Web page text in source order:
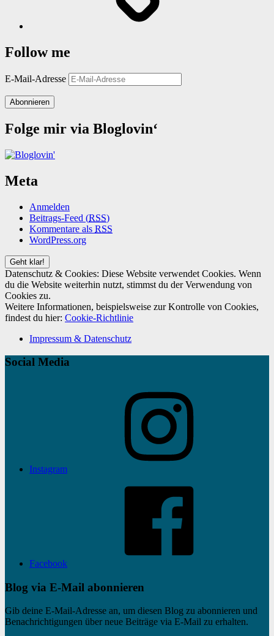
Follow me
E-Mail-Adresse
Abonnieren
Folge mir via Bloglovin‘
Meta
Anmelden
Beitrags-Feed (RSS)
Kommentare als RSS
WordPress.org
Datenschutz & Cookies: Diese Website verwendet Cookies. Wenn
du die Website weiterhin nutzt, stimmst du der Verwendung von
Cookies zu.
Weitere Informationen, beispielsweise zur Kontrolle von Cookies,
findest du hier: Cookie-Richtlinie
Impressum & Datenschutz
Social Media
Instagram
Facebook
Blog via E-Mail abonnieren
Gib deine E-Mail-Adresse an, um diesen Blog zu abonnieren und
Benachrichtigungen über neue Beiträge via E-Mail zu erhalten.